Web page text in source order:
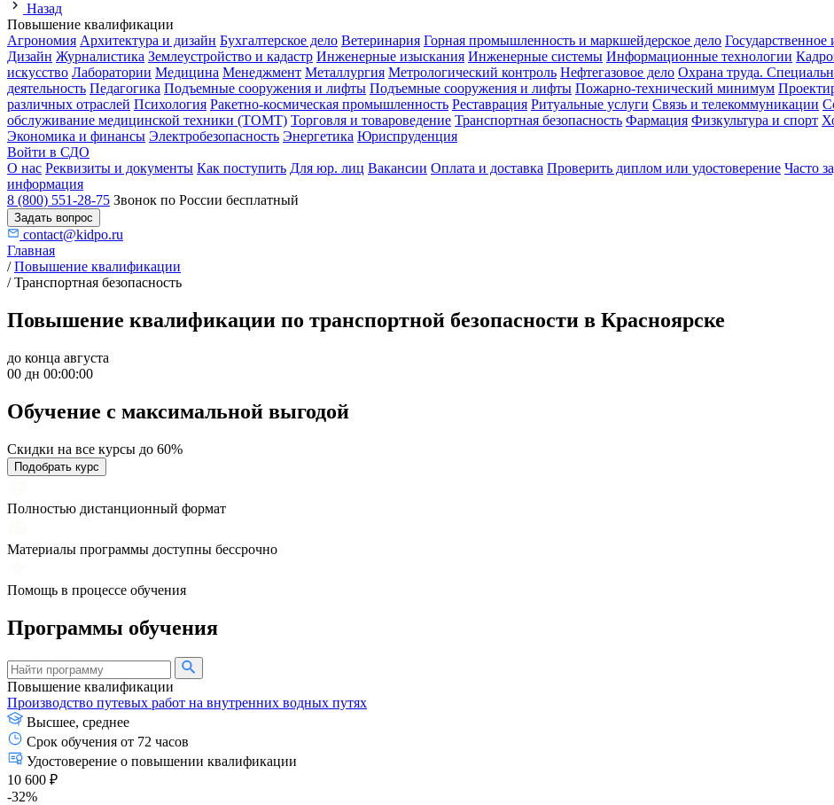
Назад
Повышение квалификации
Агрономия Архитектура и дизайн Бухгалтерское дело Ветеринария Горная промышленность и маркшейдерское дело
Дизайн Журналистика Землеустройство и кадастр Инженерные изыскания Инженерные системы Информационные технологии
искусство Лаборатории Медицина Менеджмент Металлургия Метрологический контроль Нефтегазовое дело Охрана труда.
деятельность Педагогика Подъемные сооружения и лифты Подъемные сооружения и лифты Пожарно-технический минимум
различных отраслей Психология Ракетно-космическая промышленность Реставрация Ритуальные услуги Связь и телекоммуникации
обслуживание медицинской техники (ТОМТ) Торговля и товароведение Транспортная безопасность Фармация Физкультура и спорт
Экономика и финансы Электробезопасность Энергетика Юриспруденция
Войти в СДО
О нас Реквизиты и документы Как поступить Для юр. лиц Вакансии Оплата и доставка Проверить диплом или удостоверение Часто
информация
8 (800) 551-28-75 Звонок по России бесплатный
Задать вопрос
contact@kidpo.ru
Главная
/ Повышение квалификации
/ Транспортная безопасность
Повышение квалификации по транспортной безопасности в Красноярске
до конца августа
00 дн 00:00:00
Обучение с максимальной выгодой
Скидки на все курсы до 60%
Подобрать курс
Полностью дистанционный формат
Материалы программы доступны бессрочно
Помощь в процессе обучения
Программы обучения
Повышение квалификации
Производство путевых работ на внутренних водных путях
Высшее, среднее
Срок обучения от 72 часов
Удостоверение о повышении квалификации
10 600 ₽
-32%